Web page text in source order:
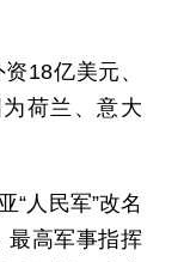
18亿美元、
荷兰、意大
“人民军”改名
最高军事指挥